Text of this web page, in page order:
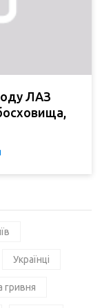
ЛАЗ
Українці
гривня